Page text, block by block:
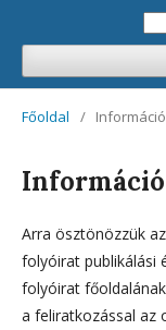
Főoldal /
Arra ösztönözzük
folyóirat publikálási
folyóirat
a feliratkozással az